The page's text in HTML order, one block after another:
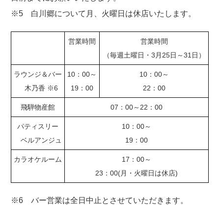
※5 白川郷について月、火曜日は休店いたします。
営業時間
営業時間
（毎週土曜日・3月25日～31日）
ラウンジ＆バー
木乃香 ※6
10：00～
19：00
10：00～
22：00
飛騨物産館 07：00～22：00
パティスリー
ベルアンジュ
10：00～
19：00
カラオケルーム
17：00～
23：00(月・火曜日は休店)
※6 バー営業は全日中止とさせていただきます。